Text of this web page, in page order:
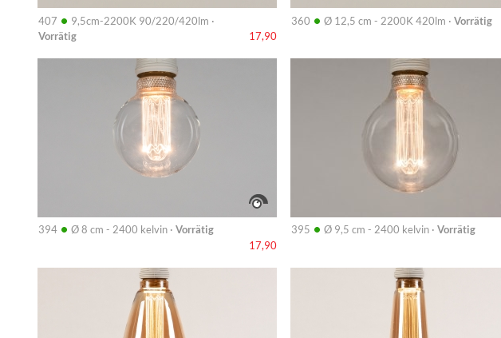
407 • 9,5cm-2200K 90/220/420lm ·
Vorrätig
17,90
360 • Ø 12,5 cm - 2200K 420lm · Vorrätig
394 • Ø 8 cm - 2400 kelvin · Vorrätig
17,90
Info
395 • Ø 9,5 cm - 2400 kelvin · Vorrätig
Info
Info Info